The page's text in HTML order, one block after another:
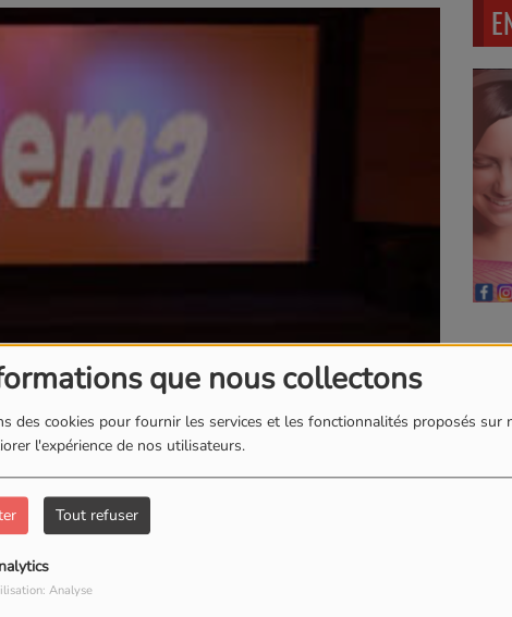
que nous collectons
des cookies pour fournir les services et les fonctionnalités proposés sur
l'expérience de nos utilisateurs.
Tout refuser
Analyse
ciné de la semaine entre 12h20 et 19h20